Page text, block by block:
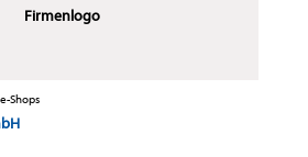
Firmenlogo
Shops